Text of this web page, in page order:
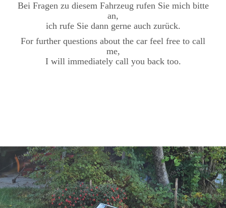
Bei Fragen zu diesem Fahrzeug rufen Sie mich bitte
an,
ich rufe Sie dann gerne auch zurück.
For further questions about the car feel free to call
me,
I will immediately call you back too.